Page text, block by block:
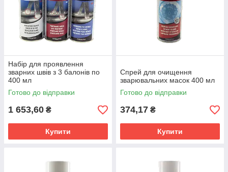
Набір для проявлення
зварних швів з 3 балонів по
400 мл
Готово до відправки
1 653,60 ₴
Купити
Спрей для очищення
зварювальних масок 400 мл
Готово до відправки
374,17 ₴
Купити